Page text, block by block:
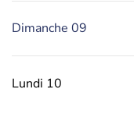
Dimanche 09
Lundi 10